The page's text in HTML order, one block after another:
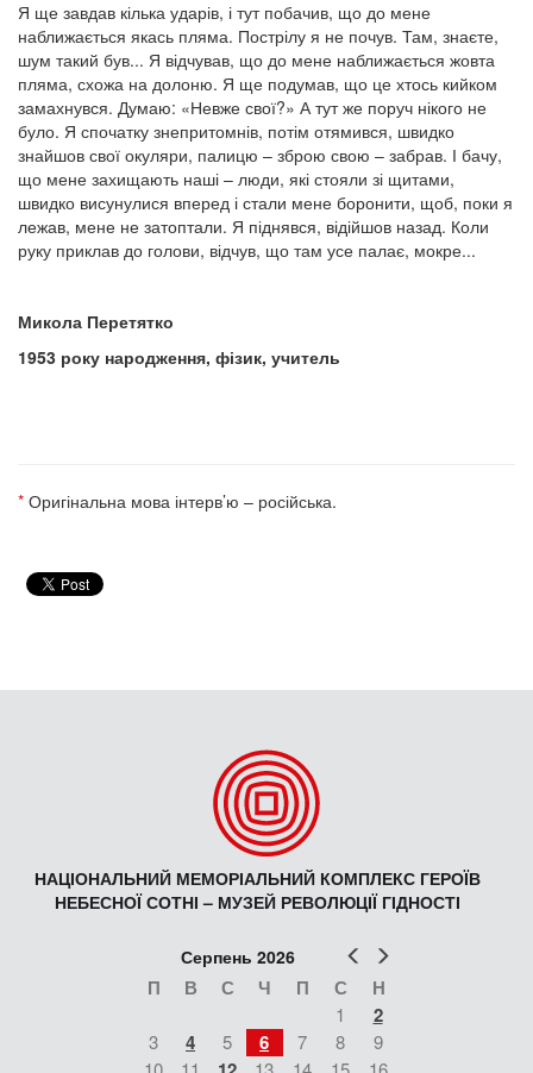
Я ще завдав кілька ударів, і тут побачив, що до мене
наближається якась пляма. Пострілу я не почув. Там, знаєте,
шум такий був... Я відчував, що до мене наближається жовта
пляма, схожа на долоню. Я ще подумав, що це хтось кийком
замахнувся. Думаю: «Невже свої?» А тут же поруч нікого не
було. Я спочатку знепритомнів, потім отямився, швидко
знайшов свої окуляри, палицю – зброю свою – забрав. І бачу,
що мене захищають наші – люди, які стояли зі щитами,
швидко висунулися вперед і стали мене боронити, щоб, поки я
лежав, мене не затоптали. Я піднявся, відійшов назад. Коли
руку приклав до голови, відчув, що там усе палає, мокре...
Микола Перетятко
1953 року народження, фізик, учитель
* Оригінальна мова інтерв’ю – російська.
НАЦІОНАЛЬНИЙ МЕМОРІАЛЬНИЙ КОМПЛЕКС ГЕРОЇВ
НЕБЕСНОЇ СОТНІ – МУЗЕЙ РЕВОЛЮЦІЇ ГІДНОСТІ
Попер
Серпень 2026
П В С Ч П С Н
1 2
3 4 5 6 7 8
9